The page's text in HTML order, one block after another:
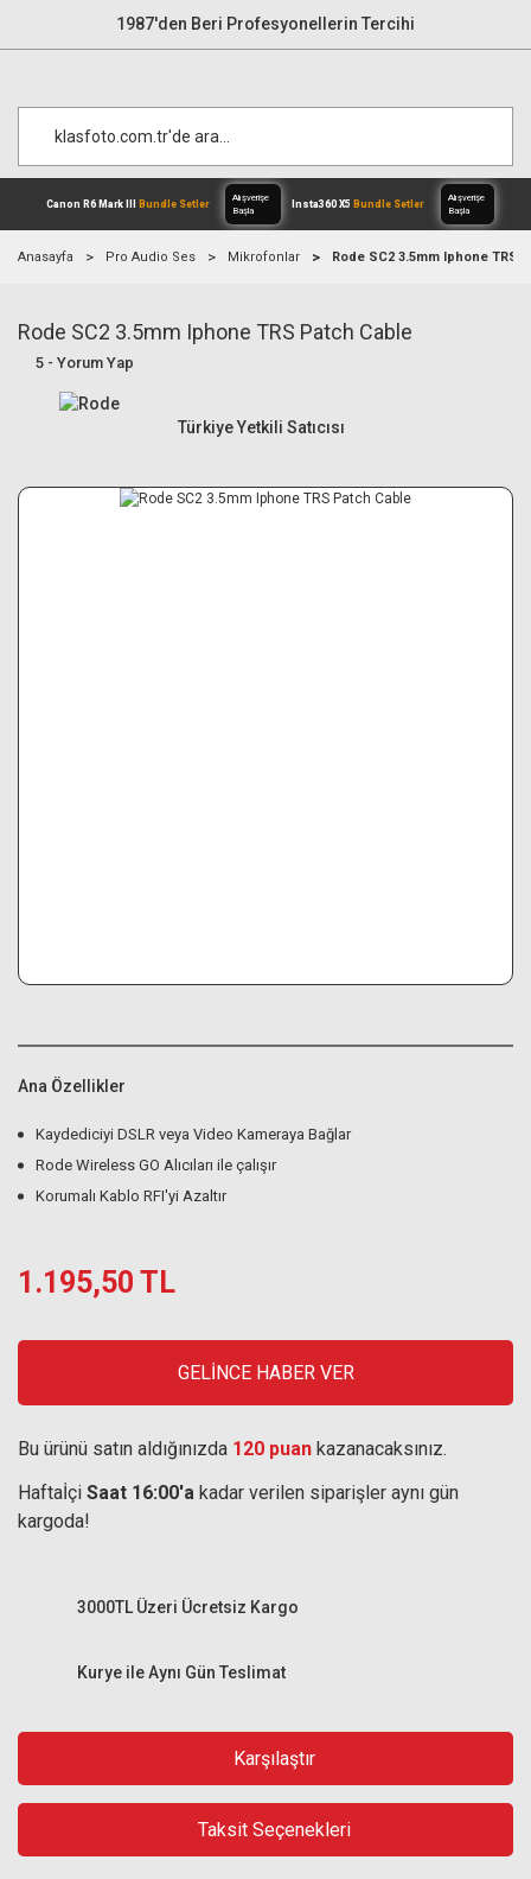
1987'den Beri Profesyonellerin Tercihi
Canon R6 Mark III Bundle Setler
Alışverişe
Anasayfa Pro Audio Ses Mikrofonlar Rode SC2 3.5mm Iphone TRS
Rode SC2 3.5mm Iphone TRS Patch Cable
5 - Yorum Yap
Türkiye Yetkili Satıcısı
Ana Özellikler
Kaydediciyi DSLR veya Video Kameraya Bağlar
Rode Wireless GO Alıcıları ile çalışır
Korumalı Kablo RFI'yi Azaltır
1.195,50 TL
GELİNCE HABER VER
Bu ürünü satın aldığınızda 120 puan kazanacaksınız.
Haftaİçi Saat 16:00'a kadar verilen siparişler aynı gün
kargoda!
Kurye ile Aynı Gün Teslimat
3000TL Üzeri Ücretsiz Kargo
Karşılaştır
Taksit Seçenekleri